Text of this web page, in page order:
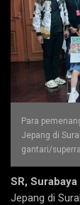
Para
Jepang di
gantari/
SR, Surabaya
Jepang di